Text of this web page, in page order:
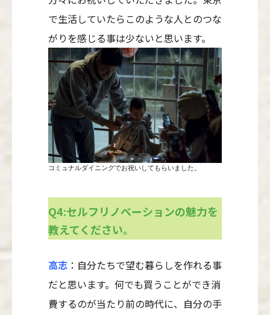
で生活していたらこのような人とのつな
がりを感じる事は少ないと思います。
コミュナルダイニングでお祝いしてもらいました。
Q4:セルフリノベーションの魅力を
教えてください。
高志 ：自分たちで望む暮らしを作れる事
だと思います。何でも買うことができ消
費するのが当たり前の時代に、自分の手